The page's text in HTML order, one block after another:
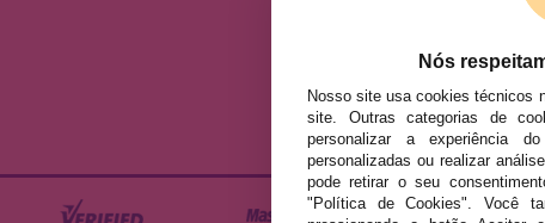
Nós
Nosso site usa cookies técnicos
site. Outras categorias de
personalizar a experiência
personalizadas ou realizar
pode retirar o seu
"Política de Cookies". Você